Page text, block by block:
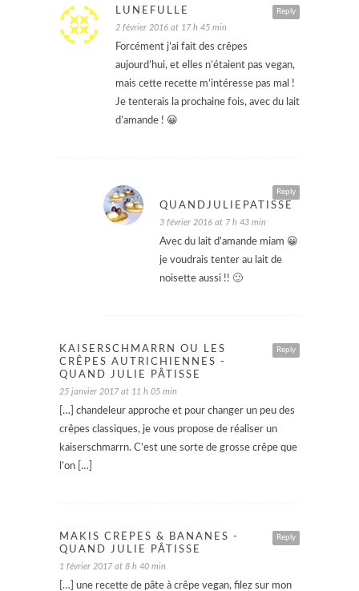
Reply
LUNEFULLE
2 février 2016 at 17 h 45 min
Forcément j’ai fait des crêpes
aujourd’hui, et elles n’étaient pas vegan,
mais cette recette m’intéresse pas mal !
Je tenterais la prochaine fois, avec du lait
d’amande ! 😀
Reply
QUANDJULIEPATISSE
3 février 2016 at 7 h 43 min
Avec du lait d’amande miam 😀
je voudrais tenter au lait de
noisette aussi !! 🙂
Reply
KAISERSCHMARRN OU LES
CRÊPES AUTRICHIENNES -
QUAND JULIE PÂTISSE
25 janvier 2017 at 11 h 05 min
[…] chandeleur approche et pour changer un peu des
crêpes classiques, je vous propose de réaliser un
kaiserschmarrn. C’est une sorte de grosse crêpe que
l’on […]
Reply
MAKIS CRÊPES & BANANES -
QUAND JULIE PÂTISSE
1 février 2017 at 8 h 40 min
[…] une recette de pâte à crêpe vegan, filez sur mon